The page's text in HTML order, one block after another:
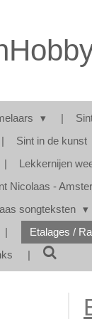
Sint in de kunst
Lekkernijen
Nicolaas -
songteksten
Etalages /